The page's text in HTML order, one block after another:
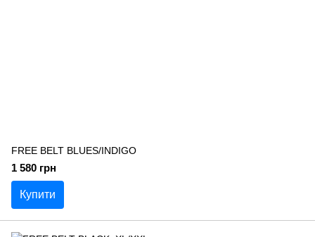
FREE BELT BLUES/INDIGO
1 580 грн
Купити